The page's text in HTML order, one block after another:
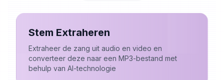
Stem Extraheren
Extraheer de zang uit audio en video en
converteer deze naar een MP3-bestand met
behulp van AI-technologie